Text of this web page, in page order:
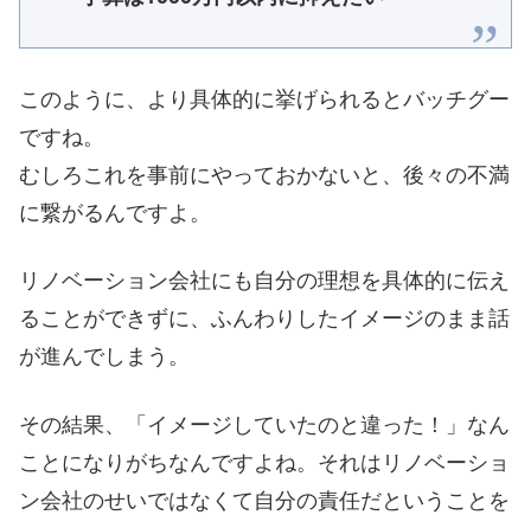
このように、より具体的に挙げられるとバッチグー
ですね。
むしろこれを事前にやっておかないと、後々の不満
に繋がるんですよ。
リノベーション会社にも自分の理想を具体的に伝え
ることができずに、ふんわりしたイメージのまま話
が進んでしまう。
その結果、「イメージしていたのと違った！」なん
ことになりがちなんですよね。それはリノベーショ
ン会社のせいではなくて自分の責任だということを